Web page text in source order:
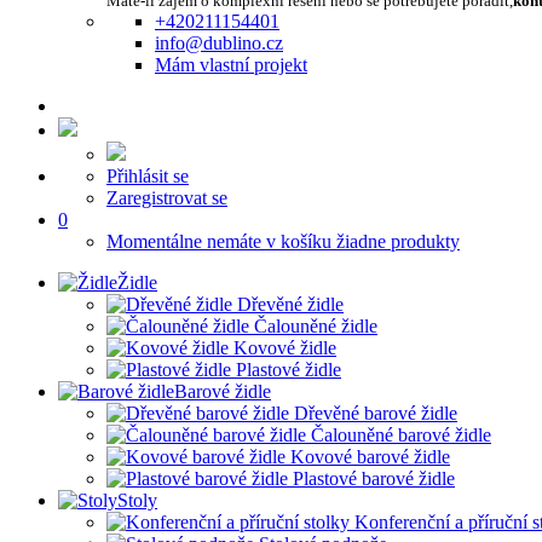
+420211154401
info@dublino.cz
Mám vlastní projekt
Přihlásit se
Zaregistrovat se
0
Momentálne nemáte v košíku žiadne produkty
Židle
Dřevěné židle
Čalouněné židle
Kovové židle
Plastové židle
Barové židle
Dřevěné barové židle
Čalouněné barové židle
Kovové barové židle
Plastové barové židle
Stoly
Konferenční a příruční